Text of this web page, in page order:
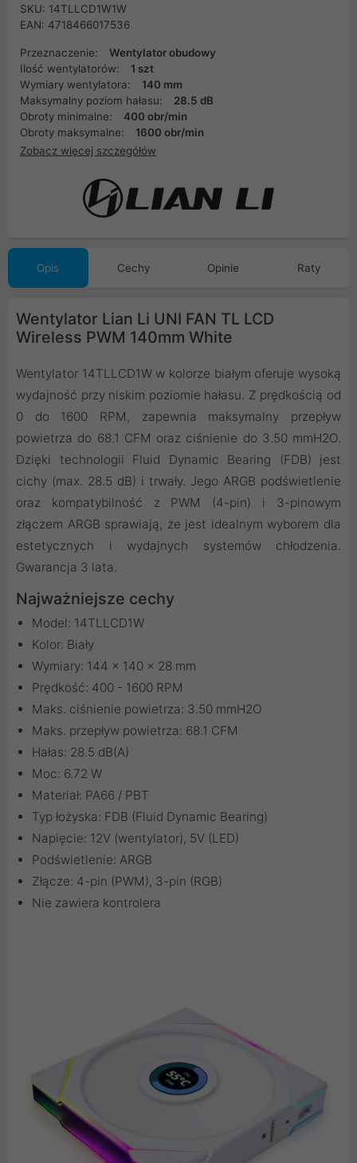
SKU: 14TLLCD1W1W
EAN: 4718466017536
Przeznaczenie:
Wentylator obudowy
Ilość wentylatorów:
1 szt
Wymiary wentylatora:
140 mm
Maksymalny poziom hałasu:
28.5 dB
Obroty minimalne:
400 obr/min
Obroty maksymalne:
1600 obr/min
Zobacz więcej szczegółów
Opis Cechy Opinie Raty
Wentylator Lian Li UNI FAN TL LCD
Wireless PWM 140mm White
Wentylator 14TLLCD1W w kolorze białym oferuje wysoką
wydajność przy niskim poziomie hałasu. Z prędkością od
0 do 1600 RPM, zapewnia maksymalny przepływ
powietrza do 68.1 CFM oraz ciśnienie do 3.50 mmH2O.
Dzięki technologii Fluid Dynamic Bearing (FDB) jest
cichy (max. 28.5 dB) i trwały. Jego ARGB podświetlenie
oraz kompatybilność z PWM (4-pin) i 3-pinowym
złączem ARGB sprawiają, że jest idealnym wyborem dla
estetycznych i wydajnych systemów chłodzenia.
Gwarancja 3 lata.
Najważniejsze cechy
Model: 14TLLCD1W
Kolor: Biały
Wymiary: 144 x 140 x 28 mm
Prędkość: 400 - 1600 RPM
Maks. ciśnienie powietrza: 3.50 mmH2O
Maks. przepływ powietrza: 68.1 CFM
Hałas: 28.5 dB(A)
Moc: 6.72 W
Materiał: PA66 / PBT
Typ łożyska: FDB (Fluid Dynamic Bearing)
Napięcie: 12V (wentylator), 5V (LED)
Podświetlenie: ARGB
Złącze: 4-pin (PWM), 3-pin (RGB)
Nie zawiera kontrolera